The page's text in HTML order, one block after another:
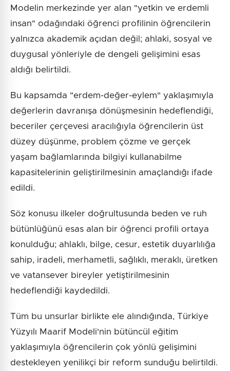
Modelin merkezinde yer alan "yetkin ve erdemli
insan" odağındaki öğrenci profilinin öğrencilerin
yalnızca akademik açıdan değil; ahlaki, sosyal ve
duygusal yönleriyle de dengeli gelişimini esas
aldığı belirtildi.
Bu kapsamda "erdem-değer-eylem" yaklaşımıyla
değerlerin davranışa dönüşmesinin hedeflendiği,
beceriler çerçevesi aracılığıyla öğrencilerin üst
düzey düşünme, problem çözme ve gerçek
yaşam bağlamlarında bilgiyi kullanabilme
kapasitelerinin geliştirilmesinin amaçlandığı ifade
edildi.
Söz konusu ilkeler doğrultusunda beden ve ruh
bütünlüğünü esas alan bir öğrenci profili ortaya
konulduğu; ahlaklı, bilge, cesur, estetik duyarlılığa
sahip, iradeli, merhametli, sağlıklı, meraklı, üretken
ve vatansever bireyler yetiştirilmesinin
hedeflendiği kaydedildi.
Tüm bu unsurlar birlikte ele alındığında, Türkiye
Yüzyılı Maarif Modeli'nin bütüncül eğitim
yaklaşımıyla öğrencilerin çok yönlü gelişimini
destekleyen yenilikçi bir reform sunduğu belirtildi.